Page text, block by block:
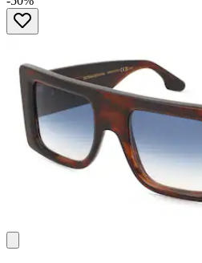
von
Sternen.
Bewertung